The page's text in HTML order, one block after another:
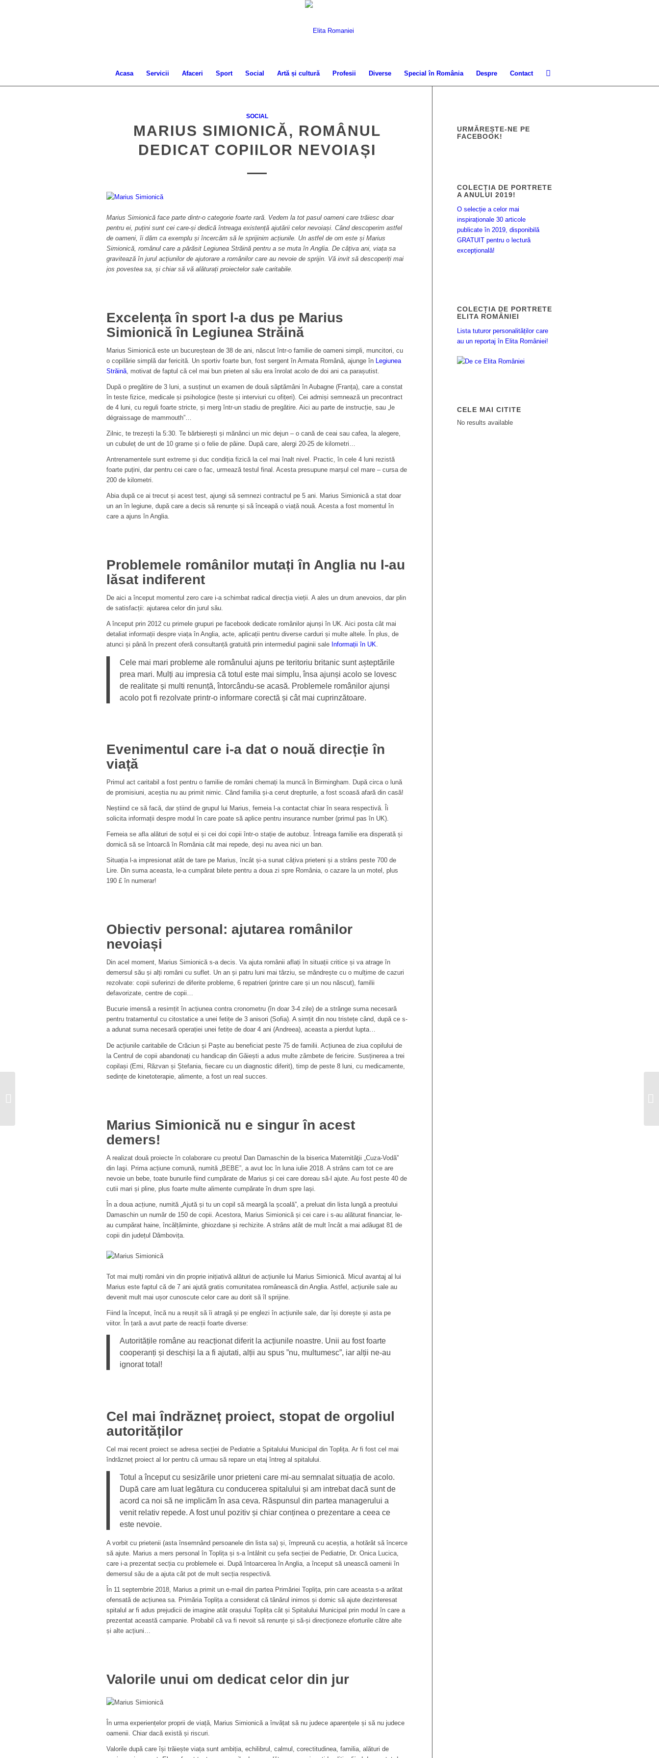
Acasa Servicii Afaceri Sport Social Artă și cultură Profesii Diverse Special în România Despre Contact
SOCIAL
MARIUS SIMIONICĂ, ROMÂNUL
DEDICAT COPIILOR NEVOIAȘI
Marius Simionică face parte dintr-o categorie foarte rară. Vedem la tot pasul oameni care trăiesc doar
pentru ei, puțini sunt cei care-și dedică întreaga existență ajutării celor nevoiași. Când descoperim astfel
de oameni, îi dăm ca exemplu și încercăm să le sprijinim acțiunile. Un astfel de om este și Marius
Simionică, românul care a părăsit Legiunea Străină pentru a se muta în Anglia. De câțiva ani, viața sa
gravitează în jurul acțiunilor de ajutorare a românilor care au nevoie de sprijin. Vă invit să descoperiți mai
jos povestea sa, și chiar să vă alăturați proiectelor sale caritabile.
Excelența în sport l-a dus pe Marius
Simionică în Legiunea Străină
Marius Simionică este un bucureștean de 38 de ani, născut într-o familie de oameni simpli, muncitori, cu
o copilărie simplă dar fericită. Un sportiv foarte bun, fost sergent în Armata Română, ajunge în Legiunea
Străină, motivat de faptul că cel mai bun prieten al său era înrolat acolo de doi ani ca parașutist.
După o pregătire de 3 luni, a susținut un examen de două săptămâni în Aubagne (Franța), care a constat
în teste fizice, medicale și psihologice (teste și interviuri cu ofițeri). Cei admiși semnează un precontract
de 4 luni, cu reguli foarte stricte, și merg într-un stadiu de pregătire. Aici au parte de instrucție, sau „le
dégraissage de mammouth”…
Zilnic, te trezești la 5:30. Te bărbierești și mănânci un mic dejun – o cană de ceai sau cafea, la alegere,
un cubuleț de unt de 10 grame și o felie de pâine. După care, alergi 20-25 de kilometri…
Antrenamentele sunt extreme și duc condiția fizică la cel mai înalt nivel. Practic, în cele 4 luni rezistă
foarte puțini, dar pentru cei care o fac, urmează testul final. Acesta presupune marșul cel mare – cursa de
200 de kilometri.
Abia după ce ai trecut și acest test, ajungi să semnezi contractul pe 5 ani. Marius Simionică a stat doar
un an în legiune, după care a decis să renunțe și să înceapă o viață nouă. Acesta a fost momentul în
care a ajuns în Anglia.
Problemele românilor mutați în Anglia nu l-au
lăsat indiferent
De aici a început momentul zero care i-a schimbat radical direcția vieții. A ales un drum anevoios, dar plin
de satisfacții: ajutarea celor din jurul său.
A început prin 2012 cu primele grupuri pe facebook dedicate românilor ajunși în UK. Aici posta cât mai
detaliat informații despre viața în Anglia, acte, aplicații pentru diverse carduri și multe altele. În plus, de
atunci și până în prezent oferă consultanță gratuită prin intermediul paginii sale Informații în UK.
Cele mai mari probleme ale românului ajuns pe teritoriu britanic sunt așteptările
prea mari. Mulți au impresia că totul este mai simplu, însa ajunși acolo se lovesc
de realitate și multi renunță, întorcându-se acasă. Problemele românilor ajunși
acolo pot fi rezolvate printr-o informare corectă și cât mai cuprinzătoare.
Evenimentul care i-a dat o nouă direcție în
viață
Primul act caritabil a fost pentru o familie de români chemați la muncă în Birmingham. După circa o lună
de promisiuni, aceștia nu au primit nimic. Când familia și-a cerut drepturile, a fost scoasă afară din casă!
Neștiind ce să facă, dar știind de grupul lui Marius, femeia l-a contactat chiar în seara respectivă. Îi
solicita informații despre modul în care poate să aplice pentru insurance number (primul pas în UK).
Femeia se afla alături de soțul ei și cei doi copii într-o stație de autobuz. Întreaga familie era disperată și
dornică să se întoarcă în România cât mai repede, deși nu avea nici un ban.
Situația l-a impresionat atât de tare pe Marius, încât și-a sunat câțiva prieteni și a strâns peste 700 de
Lire. Din suma aceasta, le-a cumpărat bilete pentru a doua zi spre România, o cazare la un motel, plus
190 £ în numerar!
Obiectiv personal: ajutarea românilor
nevoiași
Din acel moment, Marius Simionică s-a decis. Va ajuta românii aflați în situații critice și va atrage în
demersul său și alți români cu suflet. Un an și patru luni mai târziu, se mândrește cu o mulțime de cazuri
rezolvate: copii suferinzi de diferite probleme, 6 repatrieri (printre care și un nou născut), familii
defavorizate, centre de copii…
Bucurie imensă a resimțit în acțiunea contra cronometru (în doar 3-4 zile) de a strânge suma necesară
pentru tratamentul cu citostatice a unei fetițe de 3 anisori (Sofia). A simțit din nou tristețe când, după ce s-
a adunat suma necesară operației unei fetițe de doar 4 ani (Andreea), aceasta a pierdut lupta…
De acțiunile caritabile de Crăciun și Paște au beneficiat peste 75 de familii. Acțiunea de ziua copilului de
la Centrul de copii abandonați cu handicap din Găiești a adus multe zâmbete de fericire. Susținerea a trei
copilași (Emi, Răzvan și Ștefania, fiecare cu un diagnostic diferit), timp de peste 8 luni, cu medicamente,
sedințe de kinetoterapie, alimente, a fost un real succes.
Marius Simionică nu e singur în acest
demers!
A realizat două proiecte în colaborare cu preotul Dan Damaschin de la biserica Maternităţii „Cuza-Vodă”
din Iaşi. Prima acțiune comună, numită „BEBE”, a avut loc în luna iulie 2018. A strâns cam tot ce are
nevoie un bebe, toate bunurile fiind cumpărate de Marius și cei care doreau să-l ajute. Au fost peste 40 de
cutii mari și pline, plus foarte multe alimente cumpărate în drum spre Iași.
În a doua acțiune, numită „Ajută și tu un copil să meargă la școală”, a preluat din lista lungă a preotului
Damaschin un număr de 150 de copii. Acestora, Marius Simionică și cei care i s-au alăturat financiar, le-
au cumpărat haine, încălțăminte, ghiozdane și rechizite. A strâns atât de mult încât a mai adăugat 81 de
copii din județul Dâmbovița.
Tot mai mulți români vin din proprie inițiativă alături de acțiunile lui Marius Simionică. Micul avantaj al lui
Marius este faptul că de 7 ani ajută gratis comunitatea românească din Anglia. Astfel, acțiunile sale au
devenit mult mai ușor cunoscute celor care au dorit să îl sprijine.
Fiind la început, încă nu a reușit să îi atragă și pe englezi în acțiunile sale, dar își dorește și asta pe
viitor. În țară a avut parte de reacții foarte diverse:
Autoritățile române au reacționat diferit la acțiunile noastre. Unii au fost foarte
cooperanți și deschiși la a fi ajutati, alții au spus ”nu, multumesc”, iar alții ne-au
ignorat total!
Cel mai îndrăzneț proiect, stopat de orgoliul
autorităților
Cel mai recent proiect se adresa secției de Pediatrie a Spitalului Municipal din Toplița. Ar fi fost cel mai
îndrăzneț proiect al lor pentru că urmau să repare un etaj întreg al spitalului.
Totul a început cu sesizările unor prieteni care mi-au semnalat situația de acolo.
După care am luat legătura cu conducerea spitalului și am intrebat dacă sunt de
acord ca noi să ne implicăm în asa ceva. Răspunsul din partea managerului a
venit relativ repede. A fost unul pozitiv și chiar conținea o prezentare a ceea ce
este nevoie.
A vorbit cu prietenii (asta însemnând persoanele din lista sa) și, împreună cu aceștia, a hotărât să încerce
să ajute. Marius a mers personal în Toplița și s-a întâlnit cu șefa secției de Pediatrie, Dr. Onica Lucica,
care i-a prezentat secția cu problemele ei. După întoarcerea în Anglia, a început să unească oamenii în
demersul său de a ajuta cât pot de mult secția respectivă.
În 11 septembrie 2018, Marius a primit un e-mail din partea Primăriei Toplița, prin care aceasta s-a arătat
ofensată de acțiunea sa. Primăria Toplița a considerat că tânărul inimos și dornic să ajute dezinteresat
spitalul ar fi adus prejudicii de imagine atât orașului Toplița cât și Spitalului Municipal prin modul în care a
prezentat această campanie. Probabil că va fi nevoit să renunțe și să-și direcționeze eforturile către alte
și alte acțiuni…
Valorile unui om dedicat celor din jur
În urma experiențelor proprii de viață, Marius Simionică a învățat să nu judece aparențele și să nu judece
oamenii. Chiar dacă există și riscuri.
Valorile după care își trăiește viața sunt ambiția, echilibrul, calmul, corectitudinea, familia, alături de
URMĂREȘTE-NE PE
FACEBOOK!
COLECȚIA DE PORTRETE
A ANULUI 2019!
O selecție a celor mai
inspiraționale 30 articole
publicate în 2019, disponibilă
GRATUIT pentru o lectură
excepțională!
COLECȚIA DE PORTRETE
ELITA ROMÂNIEI
Lista tuturor personalităților care
au un reportaj în Elita României!
CELE MAI CITITE
No results available